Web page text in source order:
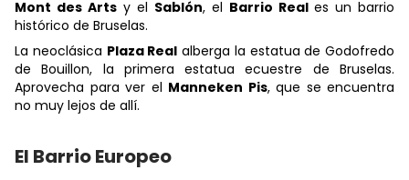
Mont des Arts y el Sablón, el Barrio Real es un barrio
histórico de Bruselas.
La neoclásica Plaza Real alberga la estatua de Godofredo
de Bouillon, la primera estatua ecuestre de Bruselas.
Aprovecha para ver el Manneken Pis, que se encuentra
no muy lejos de allí.
El Barrio Europeo